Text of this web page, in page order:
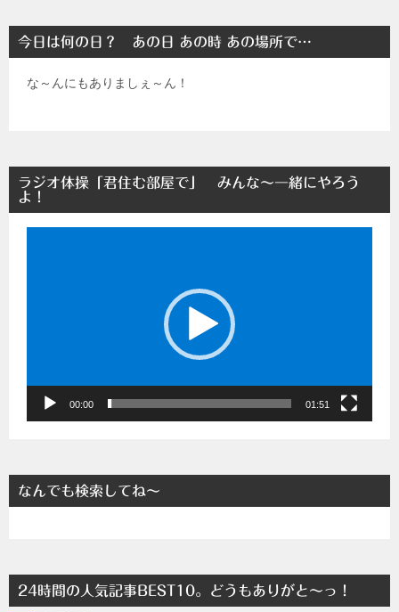
今日は何の日？ あの日 あの時 あの場所で…
な～んにもありましぇ～ん！
ラジオ体操「君住む部屋で」 みんな～一緒にやろう
よ！
00:00 01:51
なんでも検索してね～
24時間の人気記事BEST10。どうもありがと～っ！